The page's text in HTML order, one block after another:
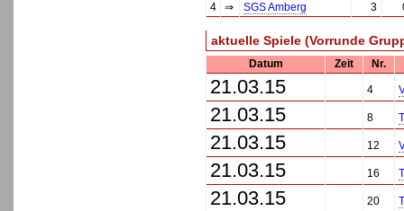
4
⇒ SGS Amberg 3
aktuelle Spiele (Vorrunde
Datum Zeit Nr.
21.03.15 4
21.03.15 8
21.03.15 12
21.03.15 16
21.03.15 20